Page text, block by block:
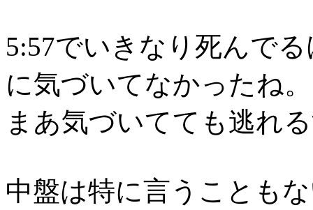
5:57でいきなり死んで
に気づいてなかったね。
まあ気づいてても逃れ
中盤は特に言うことも